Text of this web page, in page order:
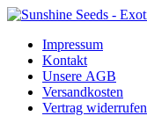
Impressum
Kontakt
Unsere AGB
Versandkosten
Vertrag widerrufen